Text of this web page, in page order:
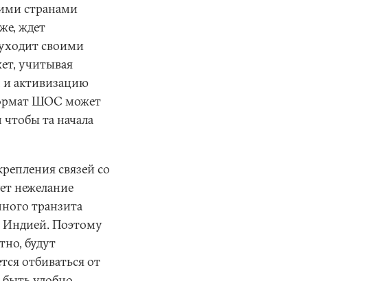
странами
ждет
своими
учитывая
активизацию
ШОС может
та начала
связей со
нежелание
транзита
Индией. Поэтому
будут
отбиваться от